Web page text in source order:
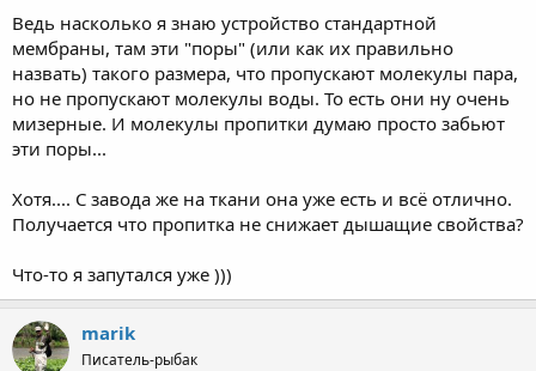
Ведь насколько я знаю устройство стандартной
мембраны, там эти "поры" (или как их правильно
назвать) такого размера, что пропускают молекулы пара,
но не пропускают молекулы воды. То есть они ну очень
мизерные. И молекулы пропитки думаю просто забьют
эти поры...
Хотя.... С завода же на ткани она уже есть и всё отлично.
Получается что пропитка не снижает дышащие свойства?
Что-то я запутался уже )))
marik
Писатель-рыбак